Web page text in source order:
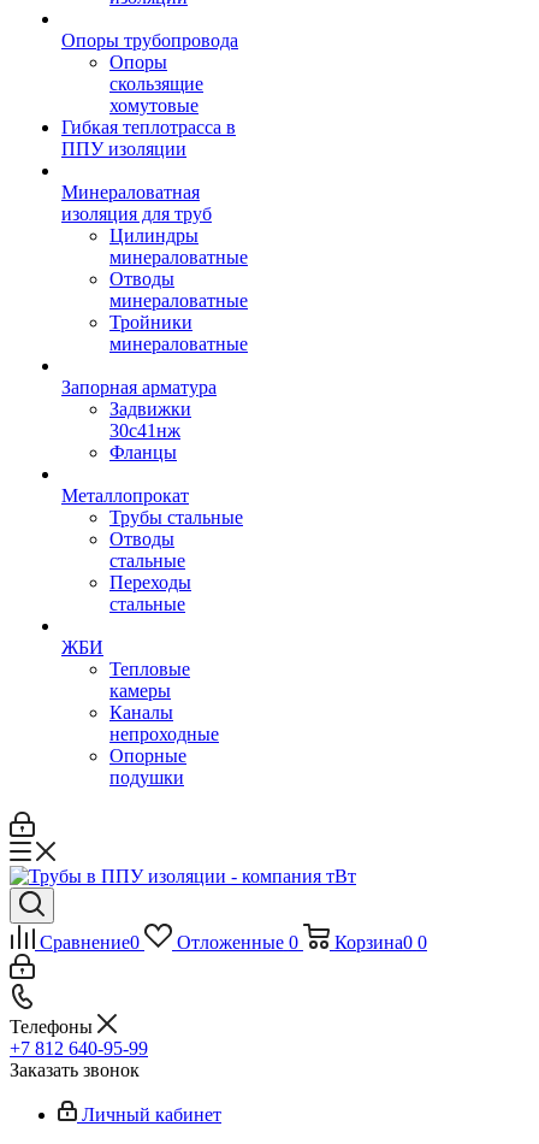
Опоры трубопровода
Опоры
скользящие
хомутовые
Гибкая теплотрасса в
ППУ изоляции
Минераловатная
изоляция для труб
Цилиндры
минераловатные
Отводы
минераловатные
Тройники
минераловатные
Запорная арматура
Задвижки
30с41нж
Фланцы
Металлопрокат
Трубы стальные
Отводы
стальные
Переходы
стальные
ЖБИ
Тепловые
камеры
Каналы
непроходные
Опорные
подушки
Сравнение0 Отложенные 0 Корзина0 0
Телефоны
+7 812 640-95-99
Заказать звонок
Личный кабинет